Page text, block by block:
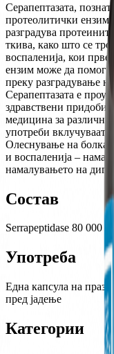
Серапептазата,
протеолитички
разградува
ткива, како што се
воспаленија, кои
ензим може да
преку разградување
Серапептазата е
здравствени
медицина за
употреби вклучуваат:
Олеснување на
и воспаленија –
намалувањето на
Состав
Serrapeptidase 80 000
Употреба
Една капсула на
пред јадење
Категории